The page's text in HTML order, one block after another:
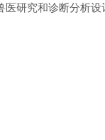
研究和诊断分析设